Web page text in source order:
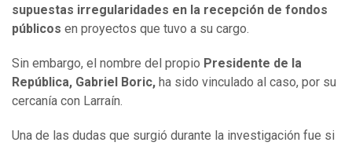
supuestas irregularidades en la recepción de fondos
públicos en proyectos que tuvo a su cargo.
Sin embargo, el nombre del propio Presidente de la
República, Gabriel Boric, ha sido vinculado al caso, por su
cercanía con Larraín.
Una de las dudas que surgió durante la investigación fue si